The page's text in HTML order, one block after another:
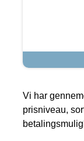
Vi har
prisniveau,